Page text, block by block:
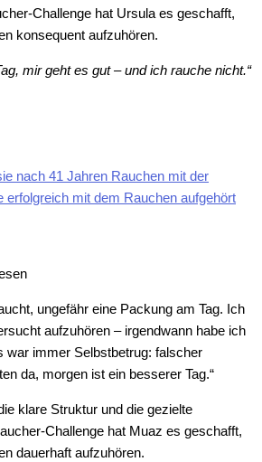
Challenge hat Ursula es geschafft,
konsequent aufzuhören.
mir geht es gut – und ich rauche nicht.“
ungefähr eine Packung am Tag. Ich
aufzuhören – irgendwann habe ich
war immer Selbstbetrug: falscher
da, morgen ist ein besserer Tag.“
klare Struktur und die gezielte
Challenge hat Muaz es geschafft,
dauerhaft aufzuhören.